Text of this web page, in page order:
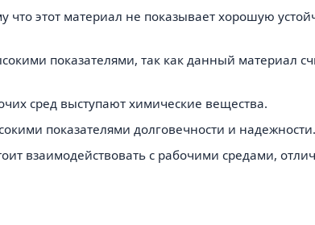
этот материал не показывает хорошую
показателями, так как данный материал
сред выступают химические вещества.
показателями долговечности и надежности.
взаимодействовать с рабочими средами,